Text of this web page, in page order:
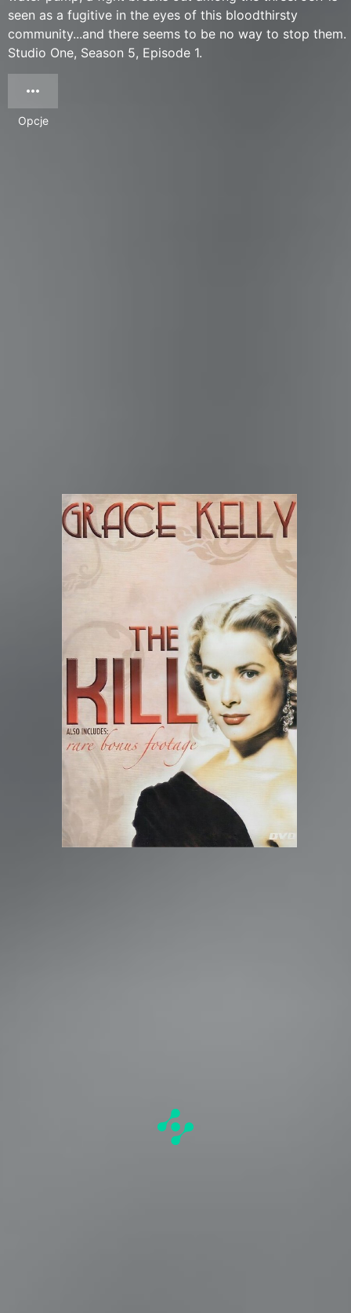
seen as a fugitive in the eyes of this bloodthirsty
community...and there seems to be no way to stop them.
Studio One, Season 5, Episode 1.
Opcje